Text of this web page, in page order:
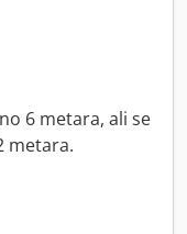
6 metara, ali se
metara.